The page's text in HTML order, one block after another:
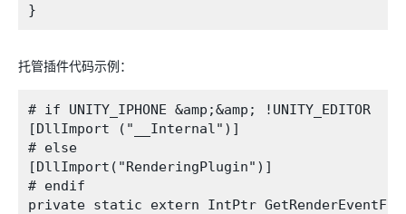
托管插件代码示例：
# if UNITY_IPHONE &amp;&amp; !UNITY_EDITOR
[DllImport ("__Internal")]
# else
[DllImport("RenderingPlugin")]
# endif
private static extern IntPtr